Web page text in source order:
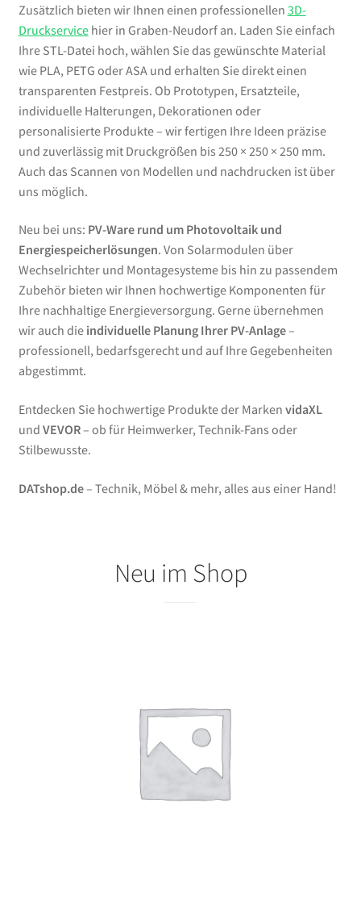
Zusätzlich bieten wir Ihnen einen professionellen 3D-
Druckservicehier in Graben-Neudorf an. Laden Sie einfach
Ihre STL-Datei hoch, wählen Sie das gewünschte Material
wie PLA, PETG oder ASA und erhalten Sie direkt einen
transparenten Festpreis. Ob Prototypen, Ersatzteile,
individuelle Halterungen, Dekorationen oder
personalisierte Produkte – wir fertigen Ihre Ideen präzise
und zuverlässig mit Druckgrößen bis 250 × 250 × 250 mm.
Auch das Scannen von Modellen und nachdrucken ist über
uns möglich.
Neu bei uns: PV-Ware rund um Photovoltaik und
Energiespeicherlösungen. Von Solarmodulen über
Wechselrichter und Montagesysteme bis hin zu passendem
Zubehör bieten wir Ihnen hochwertige Komponenten für
Ihre nachhaltige Energieversorgung. Gerne übernehmen
wir auch die individuelle Planung Ihrer PV-Anlage–
professionell, bedarfsgerecht und auf Ihre Gegebenheiten
abgestimmt.
Entdecken Sie hochwertige Produkte der Marken vidaXL
und VEVOR– ob für Heimwerker, Technik-Fans oder
Stilbewusste.
DATshop.de– Technik, Möbel & mehr, alles aus einer Hand!
Neu im Shop